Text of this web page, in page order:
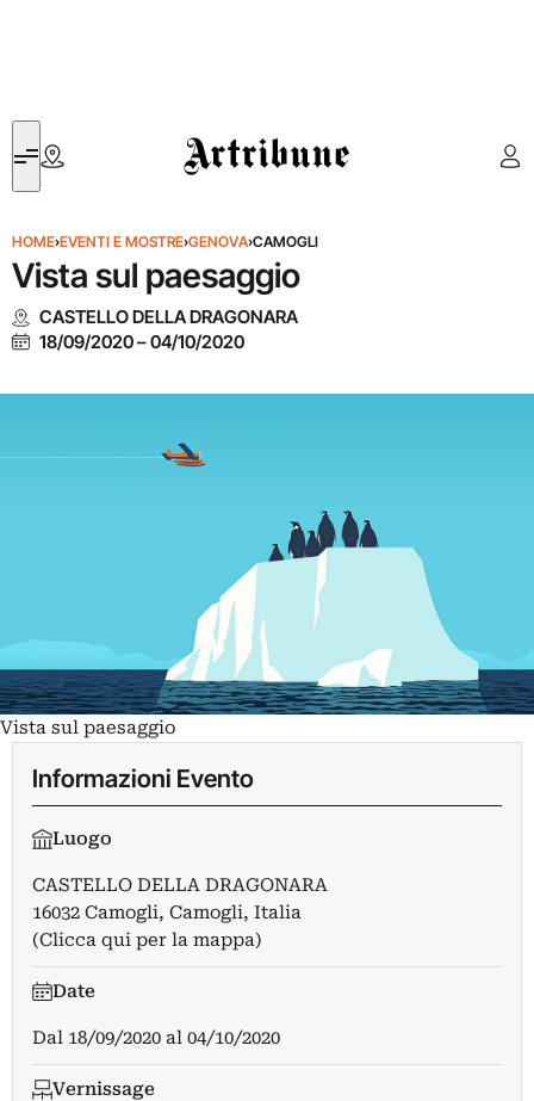
Artribune
HOME›EVENTI E MOSTRE›GENOVA›CAMOGLI
Vista sul paesaggio
CASTELLO DELLA DRAGONARA
18/09/2020–04/10/2020
Vista sul paesaggio
Informazioni Evento
Luogo
CASTELLO DELLA DRAGONARA
16032 Camogli, Camogli, Italia
(Clicca qui per la mappa)
Date
Dal 18/09/2020 al 04/10/2020
Vernissage